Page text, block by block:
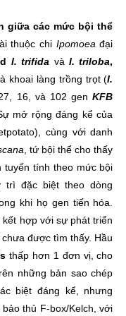
giữa các mức bội thể
thuộc chi Ipomoea đại
I. trifida và I. triloba,
khoai làng trồng trọt (I.
16, và 102 gen KFB
mở rộng đáng kể của
cùng với danh
, tứ bội thể cho thấy
tuyến tính theo mức bội
đặc biệt theo dòng
khi họ gen tiến hóa.
hợp với sự phát triển
được tìm thấy. Hầu
thấp hơn 1 đơn vị, cho
những bản sao chép
biệt đáng kể, nhưng
thủ F-box/Kelch, với